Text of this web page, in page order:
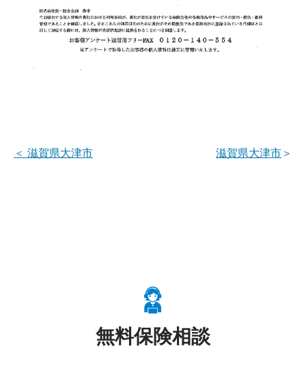
＜ 滋賀県大津市 ＞
滋賀県大津市
無料保険相談